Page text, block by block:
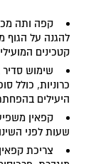
קפה ותה
להגנה על הגוף
קטכינים
שימוש
היעילים
קפאין
שעות לפני
צריכת